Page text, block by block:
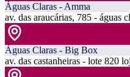
Águas Claras - Amma
av. das araucárias, 785 - águas
Águas Claras - Big Box
av. das castanheiras - lote 820